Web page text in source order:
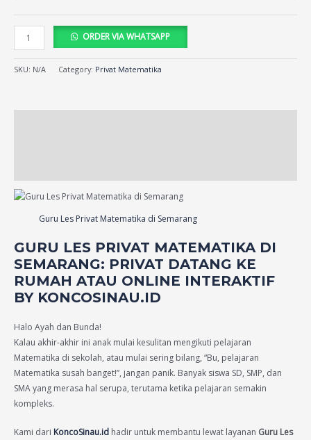
ORDER VIA WHATSAPP
SKU: N/A Category: Privat Matematika
Guru Les Privat Matematika di Semarang
GURU LES PRIVAT MATEMATIKA DI
SEMARANG: PRIVAT DATANG KE
RUMAH ATAU ONLINE INTERAKTIF
BY KONCOSINAU.ID
Halo Ayah dan Bunda!
Kalau akhir-akhir ini anak mulai kesulitan mengikuti pelajaran
Matematika di sekolah, atau mulai sering bilang, “Bu, pelajaran
Matematika susah banget!”, jangan panik. Banyak siswa SD, SMP, dan
SMA yang merasa hal serupa, terutama ketika pelajaran semakin
kompleks.
Kami dari KoncoSinau.id hadir untuk membantu lewat layanan Guru Les